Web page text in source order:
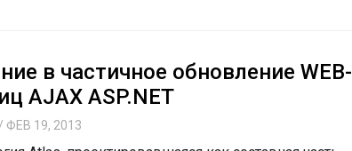
в частичное обновление WEB-
AJAX ASP.NET
/ ФЕВ 19, 2013